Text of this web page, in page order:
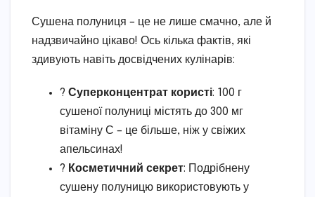
Сушена полуниця – це не лише смачно, але й
надзвичайно цікаво! Ось кілька фактів, які
здивують навіть досвідчених кулінарів:
? Суперконцентрат користі: 100 г
сушеної полуниці містять до 300 мг
вітаміну С – це більше, ніж у свіжих
апельсинах!
? Косметичний секрет: Подрібнену
сушену полуницю використовують у